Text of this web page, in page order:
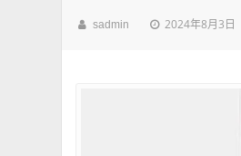
sadmin 2024年8月3日